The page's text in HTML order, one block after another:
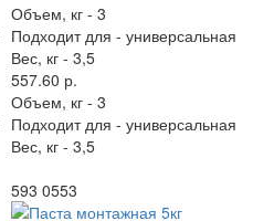
Объем, кг - 3
Подходит для - универсальная
Вес, кг - 3,5
557.60 р.
Объем, кг - 3
Подходит для - универсальная
Вес, кг - 3,5
593 0553